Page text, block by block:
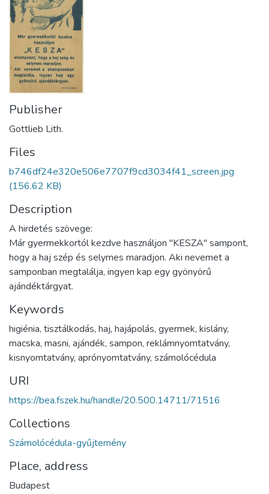
Publisher
Gottlieb Lith.
Files
b746df24e320e506e7707f9cd3034f41_screen.jpg
(156.62 KB)
Description
A hirdetés szövege:
Már gyermekkortól kezdve használjon "KESZA" sampont,
hogy a haj szép és selymes maradjon. Aki nevemet a
samponban megtalálja, ingyen kap egy gyönyörű
ajándéktárgyat.
Keywords
higiénia, tisztálkodás, haj, hajápolás, gyermek, kislány,
macska, masni, ajándék, sampon, reklámnyomtatvány,
kisnyomtatvány, aprónyomtatvány, számolócédula
URI
https://bea.fszek.hu/handle/20.500.14711/71516
Collections
Számolócédula-gyűjtemény
Place, address
Budapest